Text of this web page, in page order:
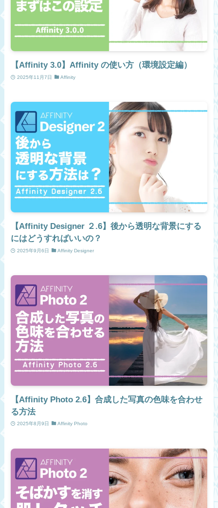
【Affinity 3.0】Affinity の使い方（環境設定編）
2025年11月7日 Affinity
【Affinity Designer ２.6】後から透明な背景にする
にはどうすればいいの？
2025年9月6日 Affinity Designer
【Affinity Photo 2.6】合成した写真の色味を合わせ
る方法
2025年8月9日 Affinity Photo